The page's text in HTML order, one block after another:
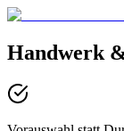
Handwerk